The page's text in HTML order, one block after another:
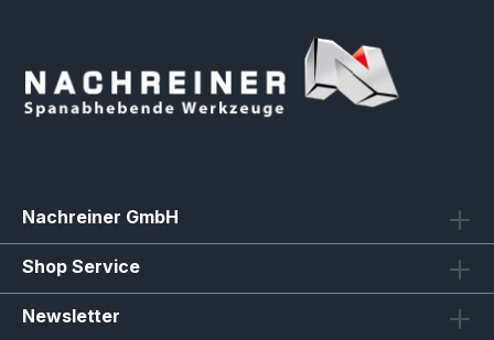
Nachreiner GmbH
Shop Service
Newsletter